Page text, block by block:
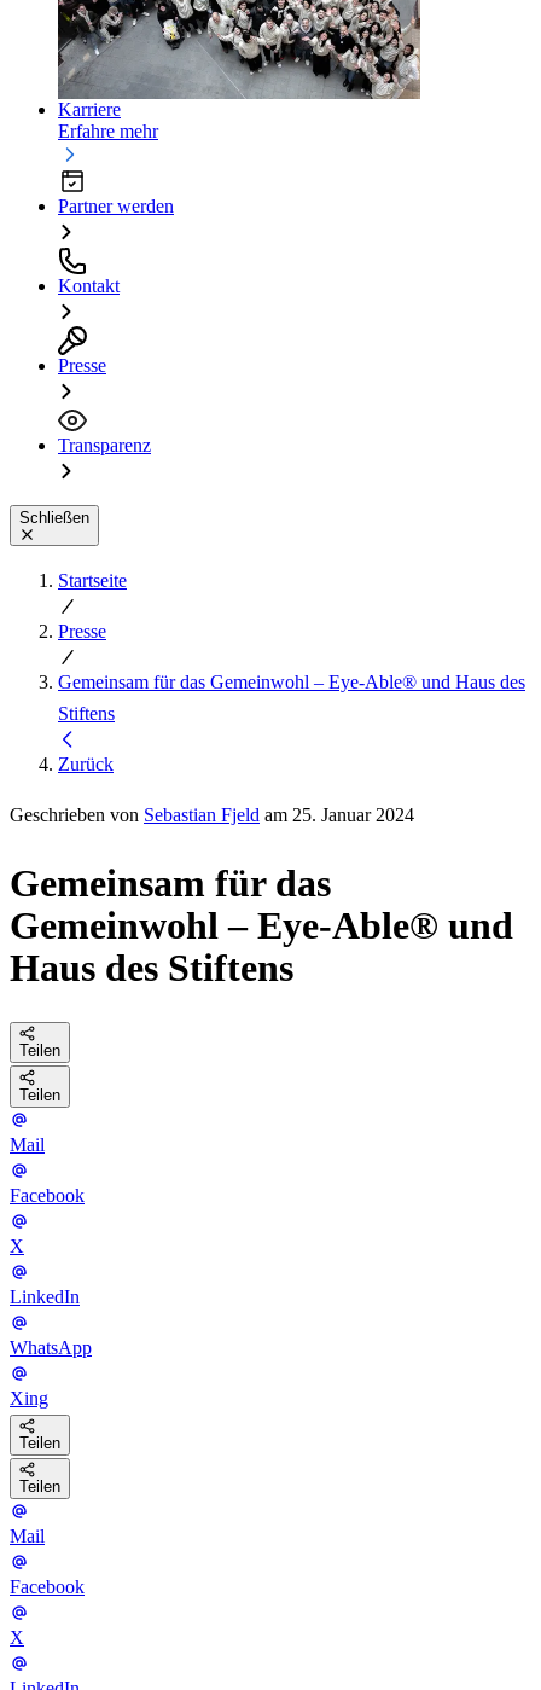
Karriere
Erfahre mehr
Partner werden
Kontakt
Presse
Transparenz
Schließen
Startseite
Presse
Gemeinsam für das Gemeinwohl – Eye-Able® und Haus des
Stiftens
Zurück
Geschrieben von Sebastian Fjeld am 25. Januar 2024
Gemeinsam für das
Gemeinwohl – Eye-Able® und
Haus des Stiftens
Teilen
Teilen
Mail
Facebook
X
LinkedIn
WhatsApp
Xing
Teilen
Teilen
Mail
Facebook
X